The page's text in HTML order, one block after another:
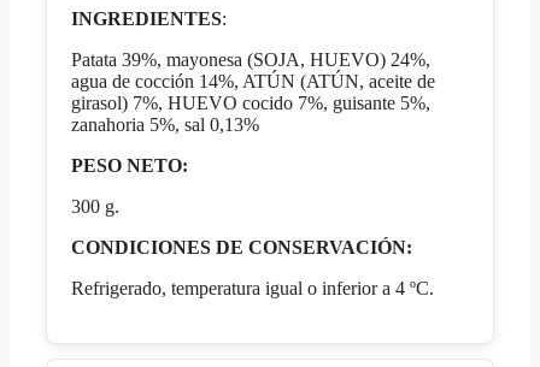
INGREDIENTES:
Patata 39%, mayonesa (SOJA, HUEVO) 24%,
agua de cocción 14%, ATÚN (ATÚN, aceite de
girasol) 7%, HUEVO cocido 7%, guisante 5%,
zanahoria 5%, sal 0,13%
PESO NETO:
300 g.
CONDICIONES DE CONSERVACIÓN:
Refrigerado, temperatura igual o inferior a 4 ºC.